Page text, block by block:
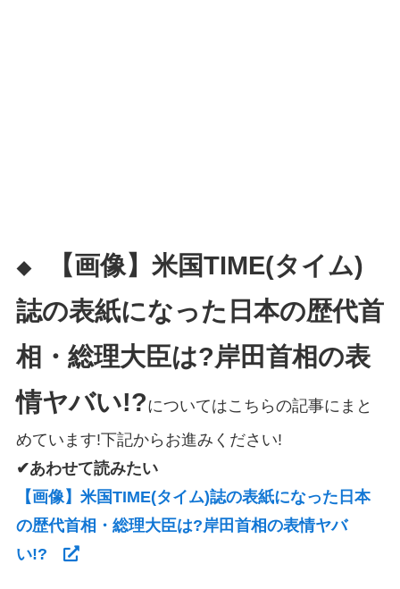
◆
【画像】米国TIME(タイム)
誌の表紙になった日本の歴代首
相・総理大臣は?岸田首相の表
情ヤバい!?についてはこちらの記事にまと
めています!下記からお進みください!
✔あわせて読みたい
【画像】米国TIME(タイム)誌の表紙になった日本
の歴代首相・総理大臣は?岸田首相の表情ヤバ
い!?